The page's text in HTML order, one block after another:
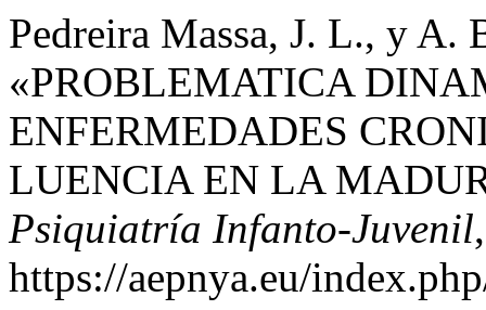
Pedreira Massa, J. L., y A.
«PROBLEMATICA
ENFERMEDADES
LUENCIA EN LA
Psiquiatría Infanto-Juvenil
https://aepnya.eu/